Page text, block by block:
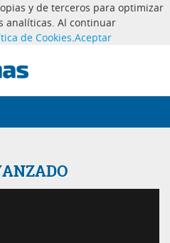
y de terceros para optimizar
analíticas. Al continuar
de Cookies.Aceptar